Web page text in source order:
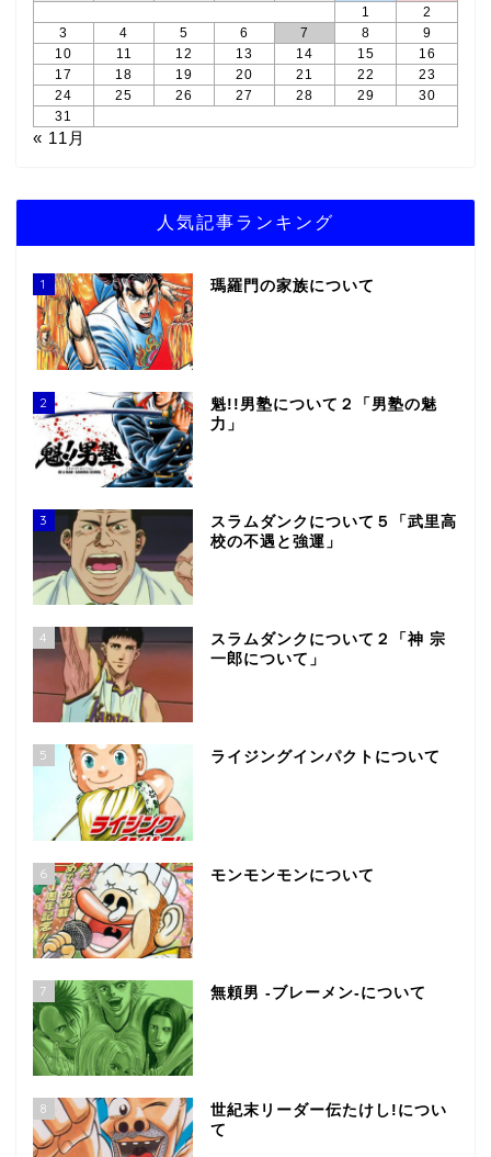
1
2
3
4 5 6 7 8
9
10
11 12 13 14 15
16
17
18 19 20 21 22
23
24
25 26 27 28 29
30
31
« 11月
人気記事ランキング
1 瑪羅門の家族について
2
魁!!男塾について２「男塾の魅
力」
3
スラムダンクについて５「武里高
校の不遇と強運」
4
スラムダンクについて２「神 宗
一郎について」
5 ライジングインパクトについて
6 モンモンモンについて
7 無頼男 -ブレーメン-について
8
世紀末リーダー伝たけし!につい
て